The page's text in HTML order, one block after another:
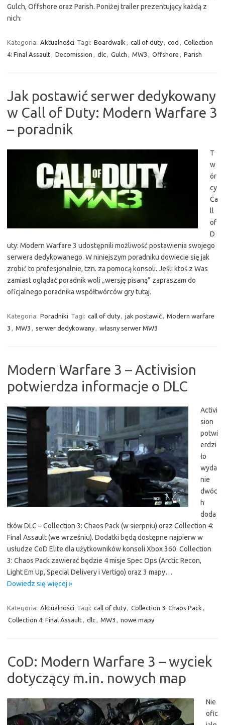
Gulch, Offshore oraz Parish. Poniżej trailer prezentujący każdą z
nich:
Kategoria: Aktualności Tagi: Boardwalk call of duty cod
Collection
4: Final Assault
Decomission dlc Gulch MW3 Offshore Parish
Jak postawić serwer dedykowany
w Call of Duty: Modern Warfare 3
– poradnik
T
w
ór
cy
Ca
ll
of
D
uty: Modern Warfare 3 udostępnili możliwość postawienia swojego
serwera dedykowanego. W niniejszym poradniku dowiecie się jak
zrobić to profesjonalnie, tzn. za pomocą konsoli. Jeśli ktoś z Was
zamiast oglądać poradnik woli „wersję pisaną” zapraszam do
oficjalnego poradnika współtwórców gry tutaj.
Kategoria: Poradniki Tagi: call of duty jak postawić
Modern warfare
3
MW3 serwer dedykowany własny serwer MW3
Modern Warfare 3 – Activision
potwierdza informacje o DLC
Activi
sion
potwi
erdzi
ło
wyda
nie
dwóc
h
doda
tków DLC – Collection 3: Chaos Pack (w sierpniu) oraz Collection 4:
Final Assault (we wrześniu). Dodatki będą dostępne najpierw w
usłudze CoD Elite dla użytkowników konsoli Xbox 360. Collection
3: Chaos Pack zawierać będzie 4 misje Spec Ops (Arctic Recon,
Light Em Up, Special Delivery i Vertigo) oraz 3 mapy…
Dowiedz się więcej »
Kategoria: Aktualności Tagi: call of duty Collection 3: Chaos Pack
Collection 4: Final Assault
dlc MW3 nowe mapy
CoD: Modern Warfare 3 – wyciek
dotyczący m.in. nowych map
Nie
ofic